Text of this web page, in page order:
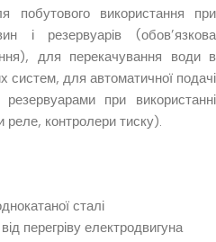
побутового використання при
і резервуарів (обов’язкова
для перекачування води в
систем, для автоматичної подачі
при використанні
реле, контролери тиску).
сталі
перегріву електродвигуна